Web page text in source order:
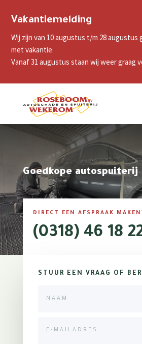
Vakantiemelding
Wij zijn van 10 augustus t/m 28 augustus
met vakantie.
Vanaf 31 augustus staan wij weer graag
Goedkope autospuiterij
DIRECT EEN AFSPRAAK
(0318) 46 18
STUUR EEN VRAAG OF